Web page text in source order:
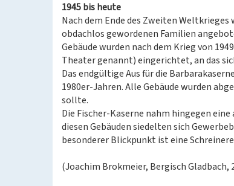
1945 bis heute
Nach dem Ende des Zweiten
obdachlos gewordenen Familien
Gebäude wurden nach dem Krieg von
Theater genannt) eingerichtet, an das
Das endgültige Aus für die
1980er-Jahren. Alle Gebäude wurden
sollte.
Die Fischer-Kaserne nahm hingegen
diesen Gebäuden siedelten sich
besonderer Blickpunkt ist eine
(Joachim Brokmeier, Bergisch Gladbach,